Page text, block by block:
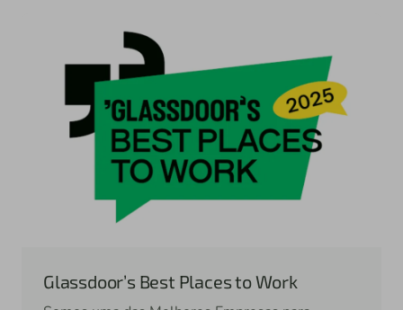
Glassdoor’s Best Places to Work